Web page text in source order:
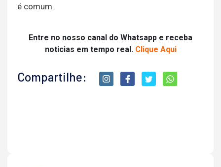
é comum.
Entre no nosso canal do Whatsapp e receba
noticias em tempo real. Clique Aqui
Compartilhe: